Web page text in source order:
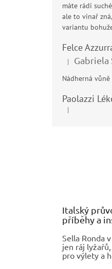
máte rádi
ale to vinař
variantu
Hodnocení
| Gabriela
Nádherná vůně
Hodnocení
|
Italský
příběhy a
Sella Ronda
jen ráj
pro výlety a